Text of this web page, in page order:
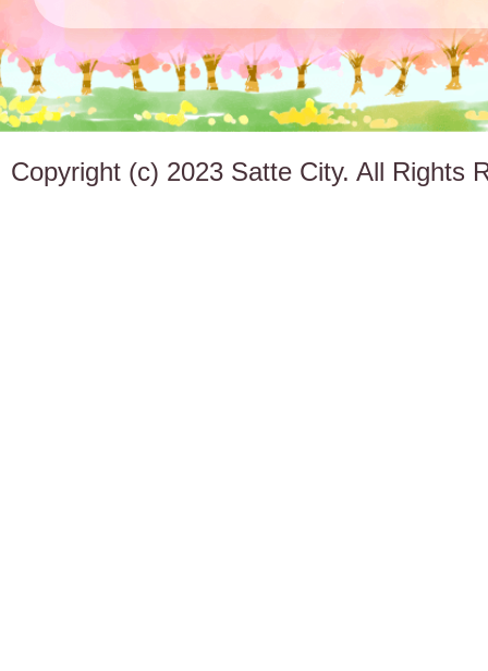
Copyright (c) 2023 Satte City. All Rights